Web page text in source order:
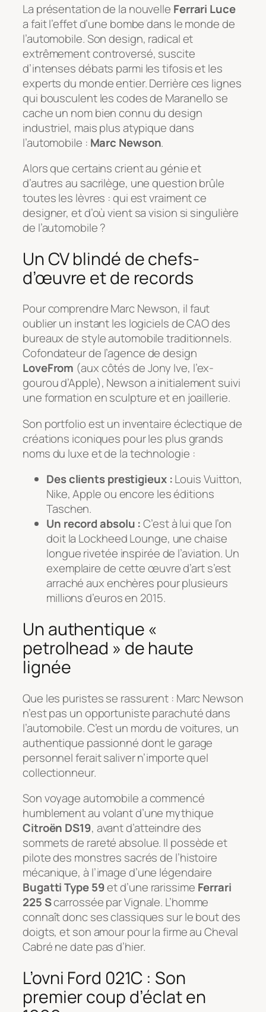
La présentation de la nouvelle Ferrari Luce
a fait l’effet d’une bombe dans le monde de
l’automobile. Son design, radical et
extrêmement controversé, suscite
d’intenses débats parmi les tifosis et les
experts du monde entier. Derrière ces lignes
qui bousculent les codes de Maranello se
cache un nom bien connu du design
industriel, mais plus atypique dans
l’automobile : Marc Newson.
Alors que certains crient au génie et
d’autres au sacrilège, une question brûle
toutes les lèvres : qui est vraiment ce
designer, et d’où vient sa vision si singulière
de l’automobile ?
Un CV blindé de chefs-
d’œuvre et de records
Pour comprendre Marc Newson, il faut
oublier un instant les logiciels de CAO des
bureaux de style automobile traditionnels.
Cofondateur de l’agence de design
LoveFrom (aux côtés de Jony Ive, l’ex-
gourou d’Apple), Newson a initialement suivi
une formation en sculpture et en joaillerie.
Son portfolio est un inventaire éclectique de
créations iconiques pour les plus grands
noms du luxe et de la technologie :
Des clients prestigieux :Louis Vuitton,
Nike, Apple ou encore les éditions
Taschen.
Un record absolu :C’est à lui que l’on
doit la Lockheed Lounge, une chaise
longue rivetée inspirée de l’aviation. Un
exemplaire de cette œuvre d’art s’est
arraché aux enchères pour plusieurs
millions d’euros en 2015.
Un authentique «
petrolhead » de haute
lignée
Que les puristes se rassurent : Marc Newson
n’est pas un opportuniste parachuté dans
l’automobile. C’est un mordu de voitures, un
authentique passionné dont le garage
personnel ferait saliver n’importe quel
collectionneur.
Son voyage automobile a commencé
humblement au volant d’une mythique
Citroën DS19, avant d’atteindre des
sommets de rareté absolue. Il possède et
pilote des monstres sacrés de l’histoire
mécanique, à l’image d’une légendaire
Bugatti Type 59et d’une rarissime Ferrari
225 Scarrossée par Vignale. L’homme
connaît donc ses classiques sur le bout des
doigts, et son amour pour la firme au Cheval
Cabré ne date pas d’hier.
L’ovni Ford 021C : Son
premier coup d’éclat en